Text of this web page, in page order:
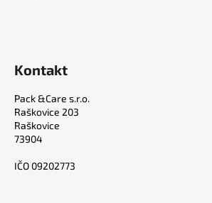
Kontakt
Pack &Care s.r.o.
Raškovice 203
Raškovice
73904
IČO 09202773